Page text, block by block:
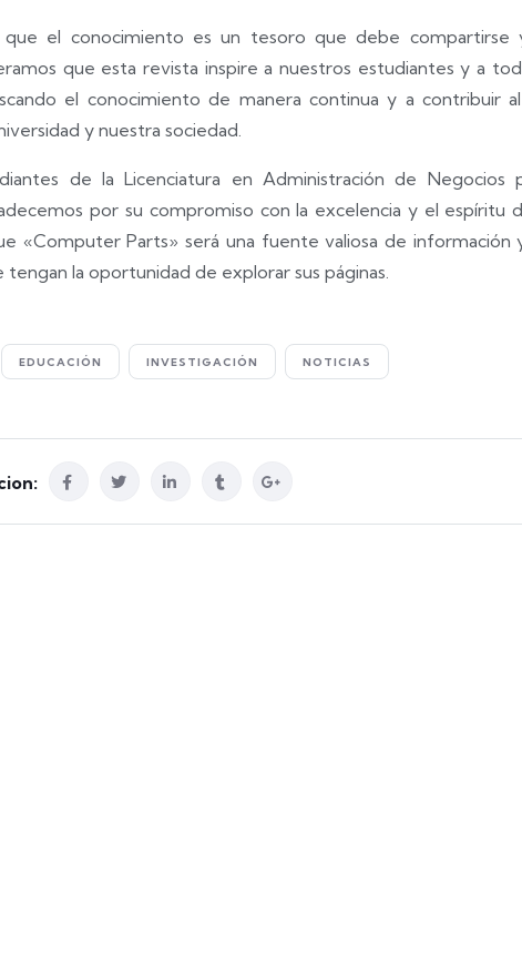
el conocimiento es un tesoro que debe compartirse
que esta revista inspire a nuestros estudiantes y a
el conocimiento de manera continua y a contribuir
y nuestra sociedad.
de la Licenciatura en Administración de
por su compromiso con la excelencia y el espíritu
«Computer Parts» será una fuente valiosa de información
la oportunidad de explorar sus páginas.
EDUCACIÓN INVESTIGACIÓN NOTICIAS